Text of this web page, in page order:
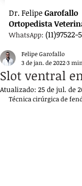
Dr. FelipeGarofallo
Ortopedista
WhatsApp: (11)97522-
Slot ventral
Felipe Garofallo
3 de jan. de 20223
Atualizado: 25 de jul. de
Técnica cirúrgica de